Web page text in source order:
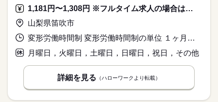
1,181円〜1,308円 ※フルタイム求人の場合は月額（換算額）、パート求人の場合は時間額を表示しています。
山梨県笛吹市
変形労働時間制 変形労働時間制の単位 １ヶ月単位 就業時間１ 8時30分〜10時00分 就業時間２ 15時00分〜17時00分 就業時間に関する特記事項 就業時間（１）（２）の両方またはいずれか。相談に応じます。
月曜日，火曜日，土曜日，日曜日，祝日，その他
詳細を見る （ハローワークより転載）